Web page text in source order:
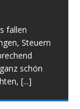
fallen
Steuern
schön
[...]